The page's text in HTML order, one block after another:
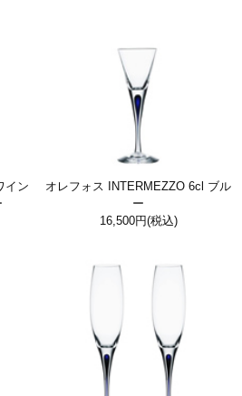
イン
オレフォス INTERMEZZO 6cl ブル
ー
16,500円(税込)